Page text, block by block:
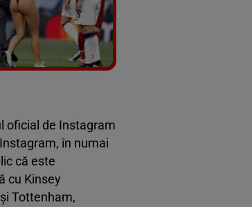
foto
oficial de Instagram
în numai
că este
cu Kinsey
Tottenham,